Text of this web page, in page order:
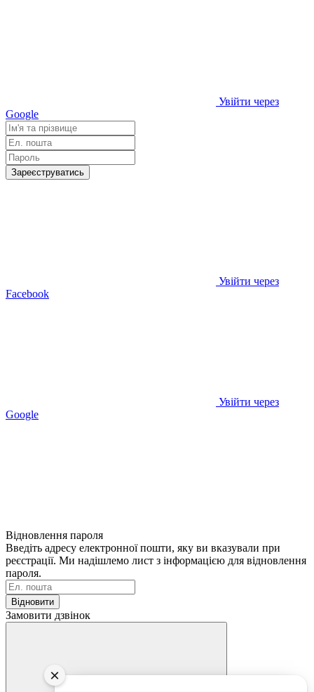
Увійти через
Google
Зареєструватись
Увійти через
Facebook
Увійти через
Google
Відновлення пароля
Введіть адресу електронної пошти, яку ви вказували при
реєстрації. Ми надішлемо лист з інформацією для відновлення
пароля.
Відновити
Замовити дзвінок
×